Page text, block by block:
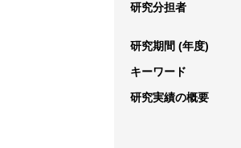
研究分担者
研究期間 (年度)
キーワード
研究実績の概要